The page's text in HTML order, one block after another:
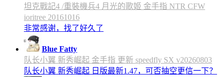
坦克戰記4 /重裝機兵4 月光的歌姬 金手指 NTR CFW
ioritree 20161016
非常感谢，找了好久了
Blue Fatty
队长小翼 新秀崛起 金手指 更新 speedfly SX v20260803
队长小翼 新秀崛起 日版最新1.47，可否抽空更信一下？